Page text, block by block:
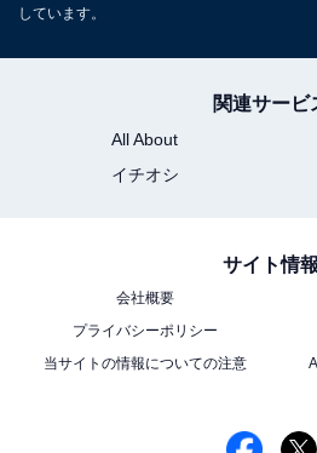
しています。
関連サービ
All About
イチオシ
サイト情報
会社概要
プライバシーポリシー
当サイトの情報についての注意